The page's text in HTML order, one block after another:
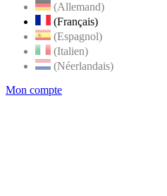
(Allemand)
(Français)
(Espagnol)
(Italien)
(Néerlandais)
Mon compte